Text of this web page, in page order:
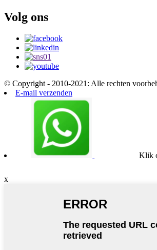
Volg ons
© Copyright - 2010-2021: Alle rechten
E-mail verzenden
Klik
x